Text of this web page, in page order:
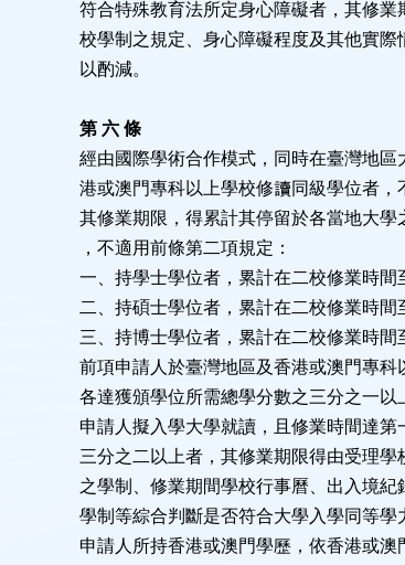
符合特殊教育法所定身心障礙者，其修
校學制之規定、身心障礙程度及其他實
以酌減。
第 六 條
經由國際學術合作模式，同時在臺灣地
港或澳門專科以上學校修讀同級學位者，
其修業期限，得累計其停留於各當地大
，不適用前條第二項規定：
一、持學士學位者，累計在二校修業時間
二、持碩士學位者，累計在二校修業時間
三、持博士學位者，累計在二校修業時間
前項申請人於臺灣地區及香港或澳門專
各達獲頒學位所需總學分數之三分之一以
申請人擬入學大學就讀，且修業時間達
三分之二以上者，其修業期限得由受理
之學制、修業期間學校行事曆、出入境
學制等綜合判斷是否符合大學入學同等學
申請人所持香港或澳門學歷，依香港或